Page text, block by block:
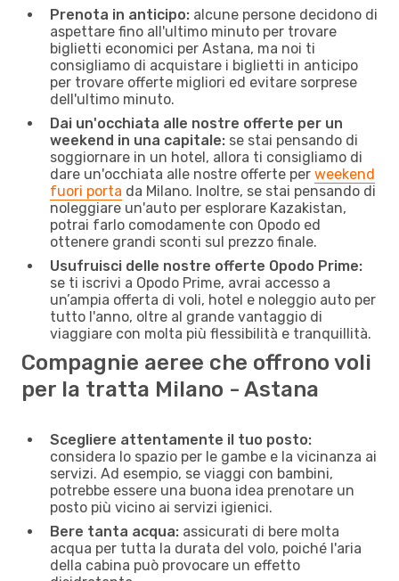
Prenota in anticipo: alcune persone decidono di
aspettare fino all'ultimo minuto per trovare
biglietti economici per Astana, ma noi ti
consigliamo di acquistare i biglietti in anticipo
per trovare offerte migliori ed evitare sorprese
dell'ultimo minuto.
Dai un'occhiata alle nostre offerte per un
weekend in una capitale: se stai pensando di
soggiornare in un hotel, allora ti consigliamo di
dare un'occhiata alle nostre offerte per weekend
fuori porta da Milano. Inoltre, se stai pensando di
noleggiare un'auto per esplorare Kazakistan,
potrai farlo comodamente con Opodo ed
ottenere grandi sconti sul prezzo finale.
Usufruisci delle nostre offerte Opodo Prime:
se ti iscrivi a Opodo Prime, avrai accesso a
un’ampia offerta di voli, hotel e noleggio auto per
tutto l'anno, oltre al grande vantaggio di
viaggiare con molta più flessibilità e tranquillità.
Compagnie aeree che offrono voli
per la tratta Milano - Astana
Scegliere attentamente il tuo posto:
considera lo spazio per le gambe e la vicinanza ai
servizi. Ad esempio, se viaggi con bambini,
potrebbe essere una buona idea prenotare un
posto più vicino ai servizi igienici.
Bere tanta acqua: assicurati di bere molta
acqua per tutta la durata del volo, poiché l'aria
della cabina può provocare un effetto